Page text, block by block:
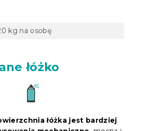
kg na osobę
łóżko
łóżka jest bardziej